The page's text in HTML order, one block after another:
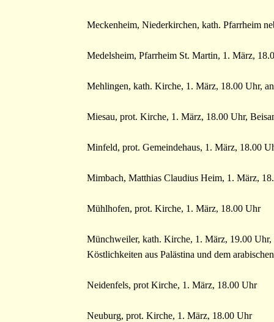
Meckenheim, Niederkirchen, kath. Pfarrheim
Medelsheim, Pfarrheim St. Martin, 1. März,
Mehlingen, kath. Kirche, 1. März, 18.00 Uhr,
Miesau, prot. Kirche, 1. März, 18.00 Uhr,
Minfeld, prot. Gemeindehaus, 1. März, 18.00
Mimbach, Matthias Claudius Heim, 1. März,
Mühlhofen, prot. Kirche, 1. März, 18.00 Uhr
Münchweiler, kath. Kirche, 1. März, 19.00
Köstlichkeiten aus Palästina und dem
Neidenfels, prot Kirche, 1. März, 18.00 Uhr
Neuburg, prot. Kirche, 1. März, 18.00 Uhr